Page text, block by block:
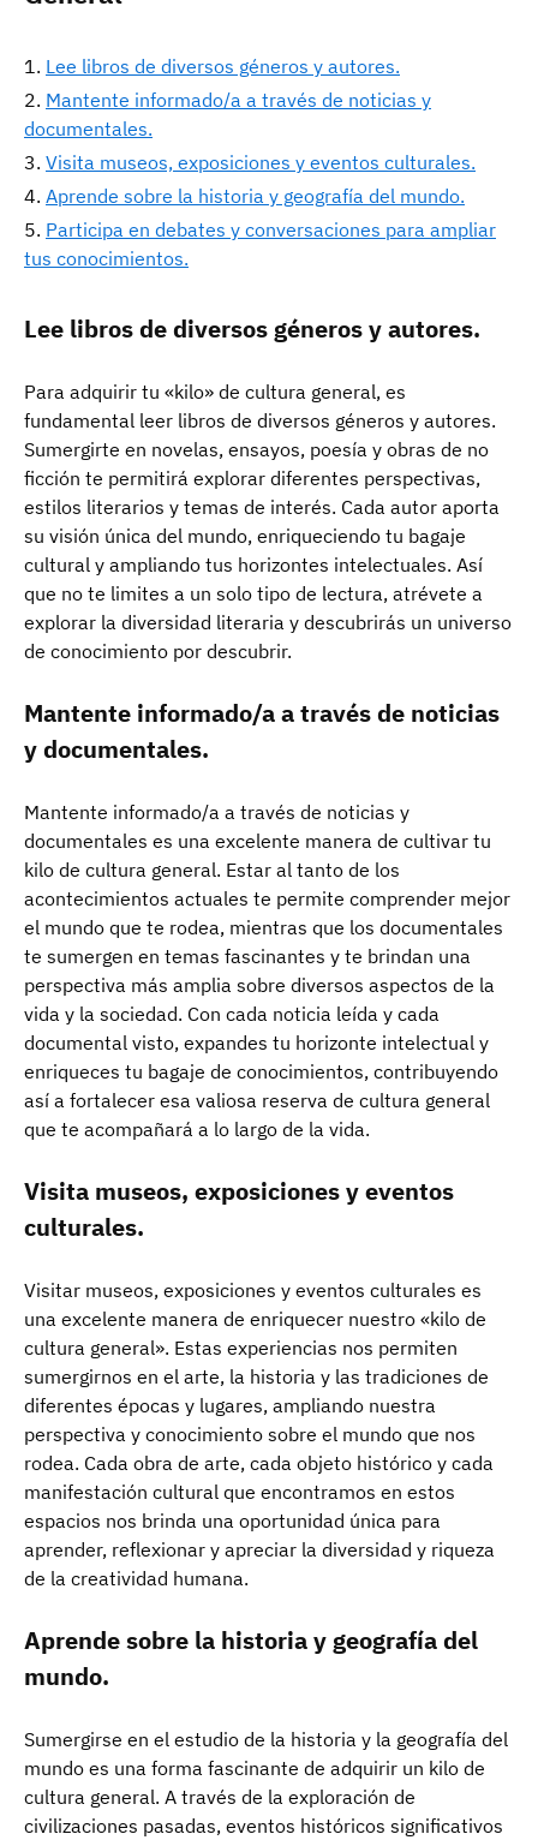
Lee libros de diversos géneros y autores.
Mantente informado/a a través de noticias y
documentales.
Visita museos, exposiciones y eventos culturales.
Aprende sobre la historia y geografía del mundo.
Participa en debates y conversaciones para ampliar
tus conocimientos.
Lee libros de diversos géneros y autores.
Para adquirir tu «kilo» de cultura general, es
fundamental leer libros de diversos géneros y autores.
Sumergirte en novelas, ensayos, poesía y obras de no
ficción te permitirá explorar diferentes perspectivas,
estilos literarios y temas de interés. Cada autor aporta
su visión única del mundo, enriqueciendo tu bagaje
cultural y ampliando tus horizontes intelectuales. Así
que no te limites a un solo tipo de lectura, atrévete a
explorar la diversidad literaria y descubrirás un universo
de conocimiento por descubrir.
Mantente informado/a a través de noticias
y documentales.
Mantente informado/a a través de noticias y
documentales es una excelente manera de cultivar tu
kilo de cultura general. Estar al tanto de los
acontecimientos actuales te permite comprender mejor
el mundo que te rodea, mientras que los documentales
te sumergen en temas fascinantes y te brindan una
perspectiva más amplia sobre diversos aspectos de la
vida y la sociedad. Con cada noticia leída y cada
documental visto, expandes tu horizonte intelectual y
enriqueces tu bagaje de conocimientos, contribuyendo
así a fortalecer esa valiosa reserva de cultura general
que te acompañará a lo largo de la vida.
Visita museos, exposiciones y eventos
culturales.
Visitar museos, exposiciones y eventos culturales es
una excelente manera de enriquecer nuestro «kilo de
cultura general». Estas experiencias nos permiten
sumergirnos en el arte, la historia y las tradiciones de
diferentes épocas y lugares, ampliando nuestra
perspectiva y conocimiento sobre el mundo que nos
rodea. Cada obra de arte, cada objeto histórico y cada
manifestación cultural que encontramos en estos
espacios nos brinda una oportunidad única para
aprender, reflexionar y apreciar la diversidad y riqueza
de la creatividad humana.
Aprende sobre la historia y geografía del
mundo.
Sumergirse en el estudio de la historia y la geografía del
mundo es una forma fascinante de adquirir un kilo de
cultura general. A través de la exploración de
civilizaciones pasadas, eventos históricos significativos